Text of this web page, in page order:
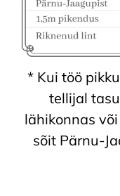
* Kui töö
tellijal
lähikonnas
sõit Pärnu-